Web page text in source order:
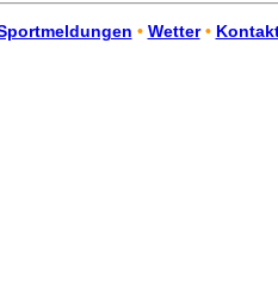
• Wetter•